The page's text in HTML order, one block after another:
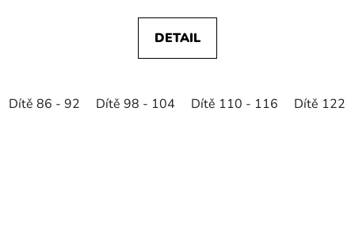
DETAIL
Dítě 86 - 92 Dítě 98 - 104 Dítě 110 - 116 Dítě 122